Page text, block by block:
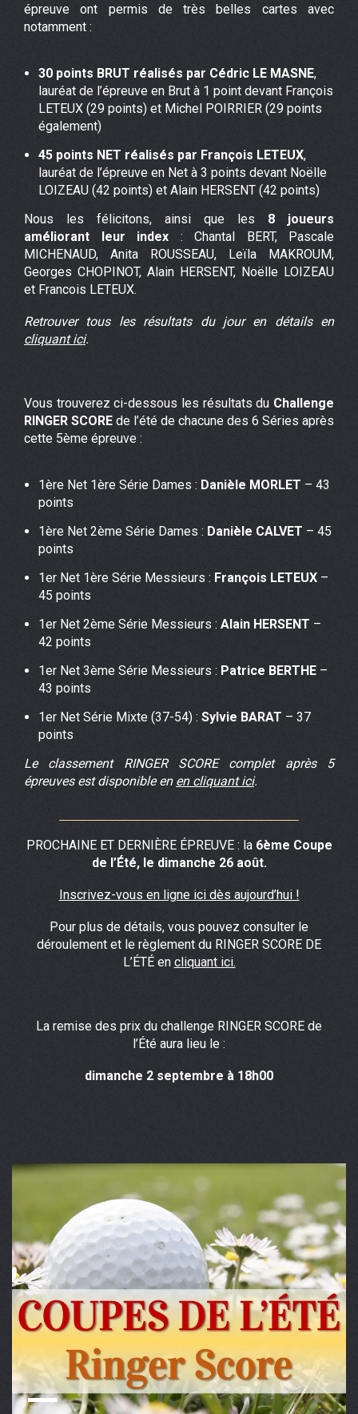
épreuve ont permis de très belles cartes avec
notamment :
30 points BRUT réalisés par Cédric LE MASNE,
lauréat de l’épreuve en Brut à 1 point devant François
LETEUX (29 points) et Michel POIRRIER (29 points
également)
45 points NET réalisés par François LETEUX,
lauréat de l’épreuve en Net à 3 points devant Noëlle
LOIZEAU (42 points) et Alain HERSENT (42 points)
Nous les félicitons, ainsi que les 8 joueurs
améliorant leur index : Chantal BERT, Pascale
MICHENAUD, Anita ROUSSEAU, Leïla MAKROUM,
Georges CHOPINOT, Alain HERSENT, Noëlle LOIZEAU
et Francois LETEUX.
Retrouver tous les résultats du jour en détails en
cliquant ici.
Vous trouverez ci-dessous les résultats du Challenge
RINGER SCORE de l’été de chacune des 6 Séries après
cette 5ème épreuve :
1ère Net 1ère Série Dames : Danièle MORLET – 43
points
1ère Net 2ème Série Dames : Danièle CALVET – 45
points
1er Net 1ère Série Messieurs : François LETEUX –
45 points
1er Net 2ème Série Messieurs : Alain HERSENT –
42 points
1er Net 3ème Série Messieurs : Patrice BERTHE –
43 points
1er Net Série Mixte (37-54) : Sylvie BARAT – 37
points
Le classement RINGER SCORE complet après 5
épreuves est disponible en en cliquant ici.
PROCHAINE ET DERNIÈRE ÉPREUVE : la 6ème Coupe
de l’Été, le dimanche 26 août.
Inscrivez-vous en ligne ici dès aujourd’hui !
Pour plus de détails, vous pouvez consulter le
déroulement et le règlement du RINGER SCORE DE
L’ÉTÉ en cliquant ici.
La remise des prix du challenge RINGER SCORE de
l’Été aura lieu le :
dimanche 2 septembre à 18h00